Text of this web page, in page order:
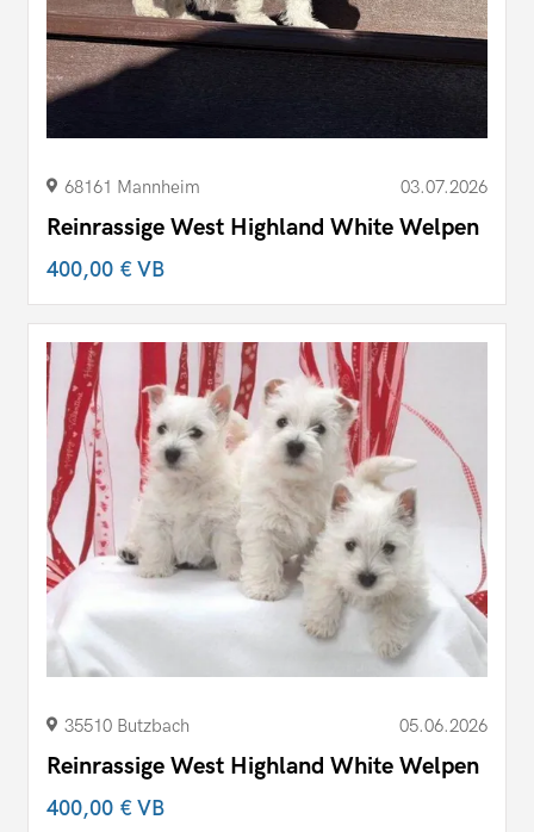
68161 Mannheim 03.07.2026
Reinrassige West Highland White Welpen
400,00 €VB
35510 Butzbach 05.06.2026
Reinrassige West Highland White Welpen
400,00 €VB